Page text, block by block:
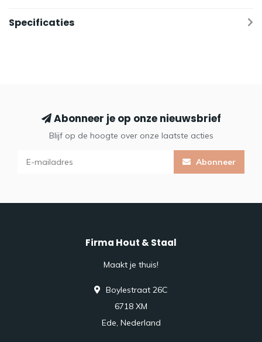
Specificaties
Abonneer je op onze nieuwsbrief
Blijf op de hoogte over onze laatste acties
Abonneer
Firma Hout & Staal
Maakt je thuis!
Boylestraat 26C
6718 XM
Ede, Nederland